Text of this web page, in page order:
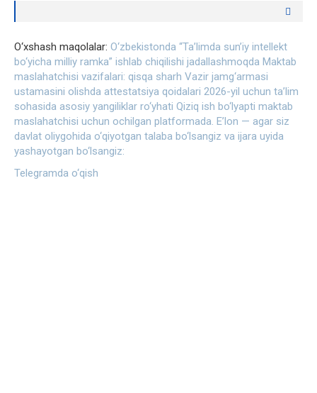
O‘xshash maqolalar: O‘zbekistonda “Ta’limda sun’iy intellekt
bo‘yicha milliy ramka” ishlab chiqilishi jadallashmoqda Maktab
maslahatchisi vazifalari: qisqa sharh Vazir jamg‘armasi
ustamasini olishda attestatsiya qoidalari 2026-yil uchun ta’lim
sohasida asosiy yangiliklar ro‘yhati Qiziq ish bo‘lyapti maktab
maslahatchisi uchun ochilgan platformada. E’lon — agar siz
davlat oliygohida o‘qiyotgan talaba bo‘lsangiz va ijara uyida
yashayotgan bo‘lsangiz:
Telegramda o‘qish